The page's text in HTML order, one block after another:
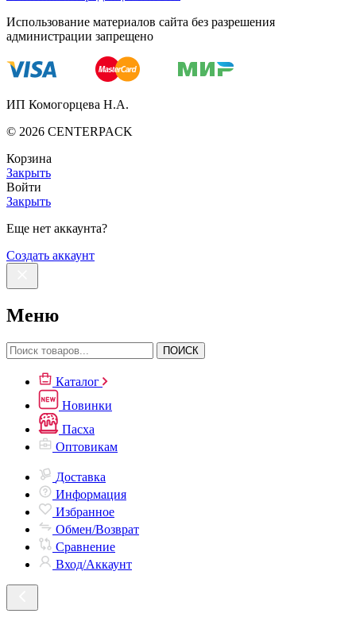
Использование материалов сайта без разрешения
администрации запрещено
ИП Комогорцева Н.А.
© 2026 CENTERPACK
Корзина
Закрыть
Войти
Закрыть
Еще нет аккаунта?
Создать аккаунт
Меню
ПОИСК
Каталог
Новинки
Пасха
Оптовикам
Доставка
Информация
Избранное
Обмен/Возврат
Сравнение
Вход/Аккаунт